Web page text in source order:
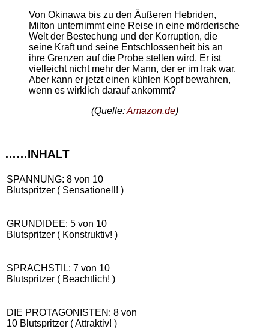
Von Okinawa bis zu den Äußeren Hebriden,
Milton unternimmt eine Reise in eine mörderische
Welt der Bestechung und der Korruption, die
seine Kraft und seine Entschlossenheit bis an
ihre Grenzen auf die Probe stellen wird. Er ist
vielleicht nicht mehr der Mann, der er im Irak war.
Aber kann er jetzt einen kühlen Kopf bewahren,
wenn es wirklich darauf ankommt?
(Quelle:Amazon.de)
……INHALT
SPANNUNG: 8 von 10
Blutspritzer ( Sensationell! )
GRUNDIDEE: 5 von 10
Blutspritzer ( Konstruktiv! )
SPRACHSTIL: 7 von 10
Blutspritzer ( Beachtlich! )
DIE PROTAGONISTEN: 8 von
10 Blutspritzer ( Attraktiv! )